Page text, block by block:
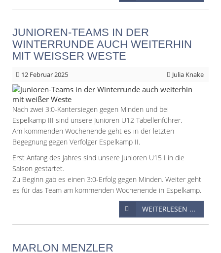
JUNIOREN-TEAMS IN DER
WINTERRUNDE AUCH WEITERHIN
MIT WEISSER WESTE
12 Februar 2025 Julia Knake
Nach zwei 3:0-Kantersiegen gegen Minden und bei
Espelkamp III sind unsere Junioren U12 Tabellenführer.
Am kommenden Wochenende geht es in der letzten
Begegnung gegen Verfolger Espelkamp II.
Erst Anfang des Jahres sind unsere Junioren U15 I in die
Saison gestartet.
Zu Beginn gab es einen 3:0-Erfolg gegen Minden. Weiter geht
es für das Team am kommenden Wochenende in Espelkamp.
WEITERLESEN ...
MARLON MENZLER